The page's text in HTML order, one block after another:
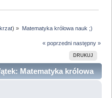
) » Matematyka królowa nauk ;)
« poprzedni następny »
DRUKUJ
Matematyka królowa
razy)